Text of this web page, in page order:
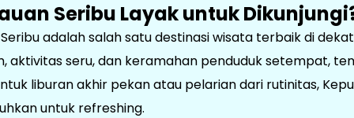
Seribu Layak untuk
adalah salah satu destinasi wisata terbaik di
aktivitas seru, dan keramahan penduduk setempat,
liburan akhir pekan atau pelarian dari rutinitas,
untuk refreshing.